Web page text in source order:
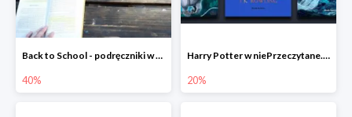
Back to School - podręczniki w niePrzeczytane.pl do -40%
40%
Harry Potter w niePrzeczytane.pl do -20%
20%